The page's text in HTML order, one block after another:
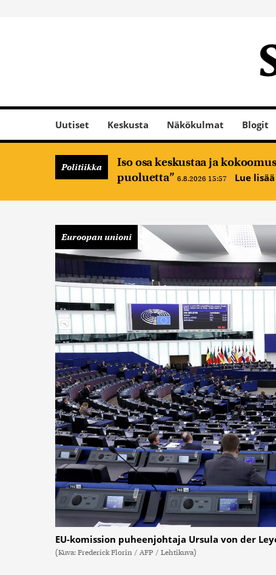
Uutiset Keskusta Näkökulmat Blogit
Politiikka
Iso osa keskustaa ja
puoluetta” 6.8.2026 15:57 Lue
Euroopan unioni
EU-komission puheenjohtaja Ursula von der
(Kuva: Frederick Florin / AFP / Lehtikuva)